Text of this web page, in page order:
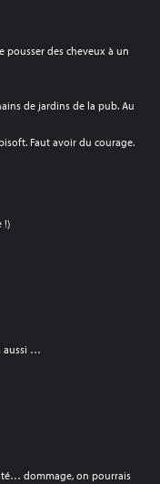
pousser des cheveux à un
de jardins de la pub. Au
Faut avoir du courage.
!)
aussi …
dommage, on pourrais